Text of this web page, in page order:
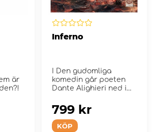
är
Inferno
I Den gudomliga
komedin går poeten
Dante Alighieri ned i
KÖP
799 kr